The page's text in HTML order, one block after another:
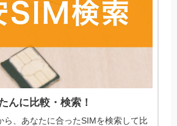
んに比較・検索！
ら、あなたに合ったSIMを検索して比